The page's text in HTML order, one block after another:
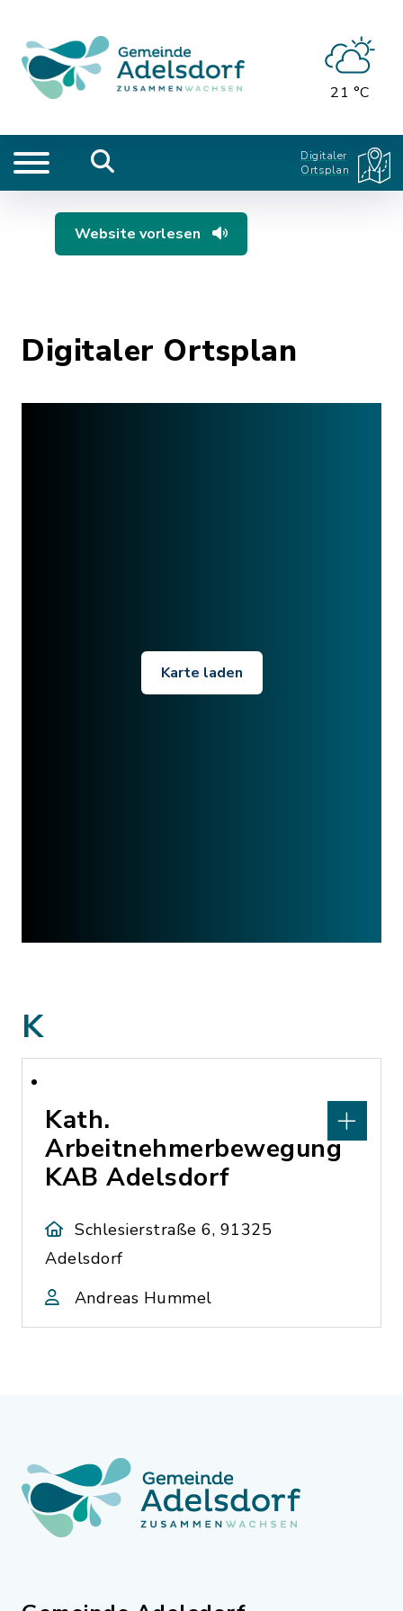
21 °C
Digitaler
Ortsplan
Website vorlesen
Digitaler Ortsplan
Karte laden
K
Kath.
Arbeitnehmerbewegung
KAB Adelsdorf
Schlesierstraße 6, 91325
Adelsdorf
Andreas Hummel